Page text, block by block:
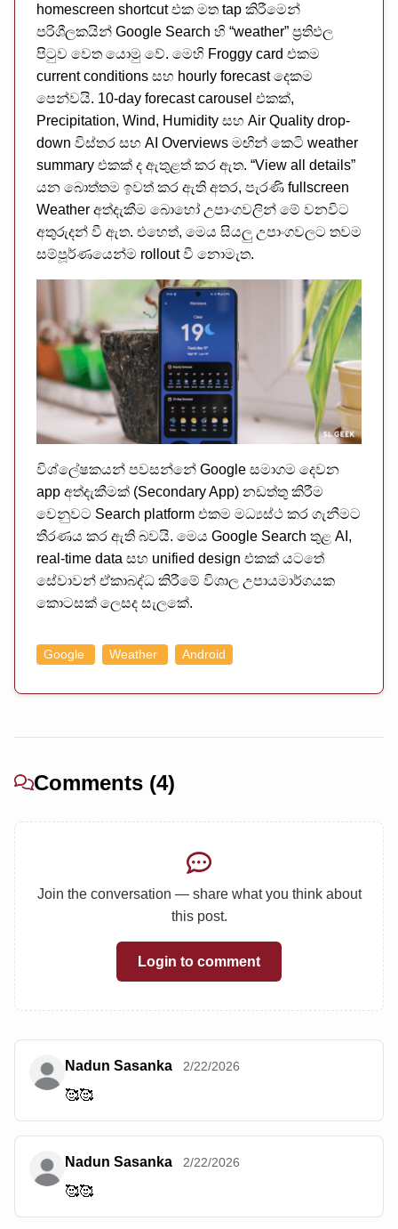
homescreen shortcut එක මත tap කිරීමෙන්
පරිශීලකයින් Google Search හි “weather” ප්‍රතිඵල
පිටුව වෙත යොමු වේ. මෙහි Froggy card එකම
current conditions සහ hourly forecast දෙකම
පෙන්වයි. 10-day forecast carousel එකක්,
Precipitation, Wind, Humidity සහ Air Quality drop-
down විස්තර සහ AI Overviews මඟින් කෙටි weather
summary එකක් ද ඇතුළත් කර ඇත. “View all details”
යන බොත්තම ඉවත් කර ඇති අතර, පැරණි fullscreen
Weather අත්දැකීම බොහෝ උපාංගවලින් මේ වනවිට
අතුරුදන් වී ඇත. එහෙත්, මෙය සියලු උපාංගවලට තවම
සම්පූර්ණයෙන්ම rollout වී නොමැත.
විශ්ලේෂකයන් පවසන්නේ Google සමාගම දෙවන
app අත්දැකීමක් (Secondary App) නඩත්තු කිරීම
වෙනුවට Search platform එකම මධ්‍යස්ථ කර ගැනීමට
තීරණය කර ඇති බවයි. මෙය Google Search තුළ AI,
real-time data සහ unified design එකක් යටතේ
සේවාවන් ඒකාබද්ධ කිරීමේ විශාල උපායමාර්ගයක
කොටසක් ලෙසද සැලකේ.
Google Weather Android
Comments (4)
Join the conversation — share what you think about
this post.
Login to comment
Nadun Sasanka 2/22/2026
🥰🥰
Nadun Sasanka 2/22/2026
🥰🥰